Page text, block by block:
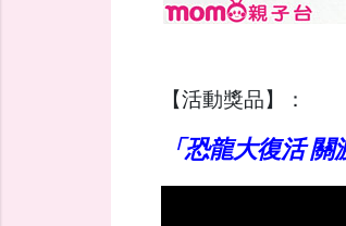
【活動獎品】：
「恐龍大復活